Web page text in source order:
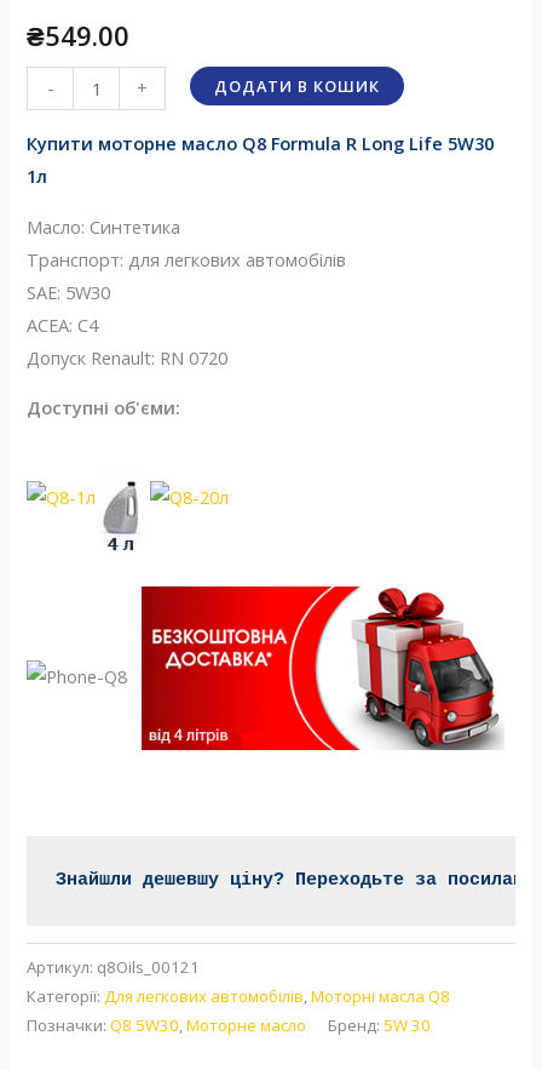
₴549.00
-
Q8
Formula
R
5W30
+ ДОДАТИ В КОШИК
Купити моторне масло Q8 Formula R Long Life 5W30
1л
Масло: Синтетика
Транспорт: для легкових автомобілів
SAE: 5W30
ACEA: С4
Допуск Renault: RN 0720
Доступні об'єми:
Знайшли дешевшу ціну? Переходьте за
Артикул: q8Oils_00121
Категорії:Для легкових автомобілів,Моторні масла Q8
Позначки:Q8 5W30,Моторне масло Бренд: 5W 30